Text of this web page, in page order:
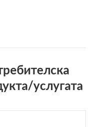
услугата